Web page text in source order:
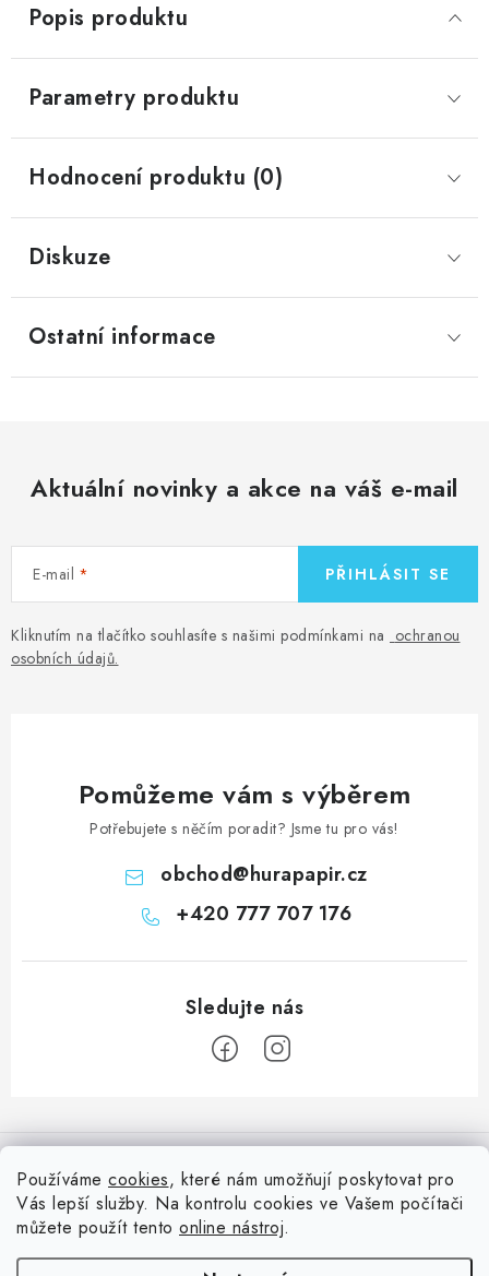
Používáme cookies, které nám umožňují poskytovat pro
Vás lepší služby. Na kontrolu cookies ve Vašem počítači
můžete použít tento online nástroj.
Popis produktu
Parametry produktu
Hodnocení produktu (0)
Diskuze
Ostatní informace
Aktuální novinky a akce na váš e-mail
E-mail
Kliknutím na tlačítko souhlasíte s našimi podmínkami na ochranou
osobních údajů.
PŘIHLÁSIT SE
Pomůžeme vám s výběrem
Potřebujete s něčím poradit? Jsme tu pro vás!
obchod@hurapapir.cz
+420 777 707 176
á
Doprava
Nepřehlédněte
Blog s nápady a návody